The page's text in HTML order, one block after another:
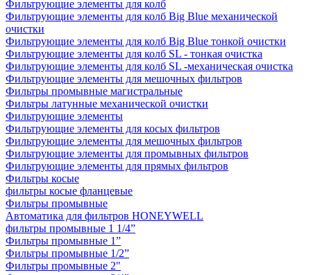
Фильтрующие элементы для колб
Фильтрующие элементы для колб Big Blue механической
очистки
Фильтрующие элементы для колб Big Blue тонкой очистки
Фильтрующие элементы для колб SL - тонкая очистка
Фильтрующие элементы для колб SL -механическая очистка
Фильтрующие элементы для мешочных фильтров
Фильтры промывные магистральные
Фильтры латунные механической очистки
Фильтрующие элементы
Фильтрующие элементы для косых фильтров
Фильтрующие элементы для мешочных фильтров
Фильтрующие элементы для промывных фильтров
Фильтрующие элементы для прямых фильтров
Фильтры косые
фильтры косые фланцевые
Фильтры промывные
Автоматика для фильтров HONEYWELL
фильтры промывные 1 1/4”
Фильтры промывные 1”
Фильтры промывные 1/2”
Фильтры промывные 2"